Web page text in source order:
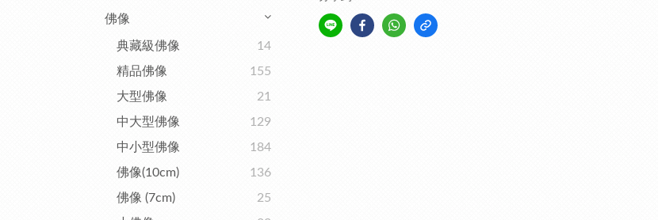
佛像
典藏級佛像
14
精品佛像
155
大型佛像
21
中大型佛像
129
中小型佛像
184
佛像(10cm)
136
佛像 (7cm)
25